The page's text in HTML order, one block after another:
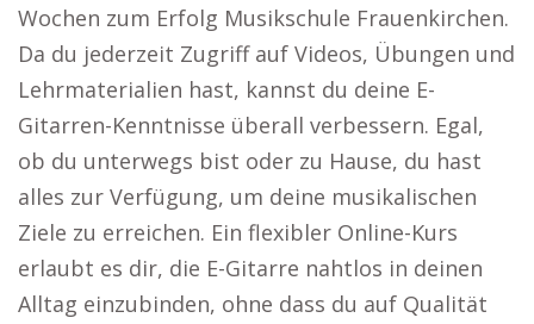
Wochen zum Erfolg Musikschule Frauenkirchen.
Da du jederzeit Zugriff auf Videos, Übungen und
Lehrmaterialien hast, kannst du deine E-
Gitarren-Kenntnisse überall verbessern. Egal,
ob du unterwegs bist oder zu Hause, du hast
alles zur Verfügung, um deine musikalischen
Ziele zu erreichen. Ein flexibler Online-Kurs
erlaubt es dir, die E-Gitarre nahtlos in deinen
Alltag einzubinden, ohne dass du auf Qualität